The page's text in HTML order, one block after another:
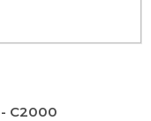
- C2000